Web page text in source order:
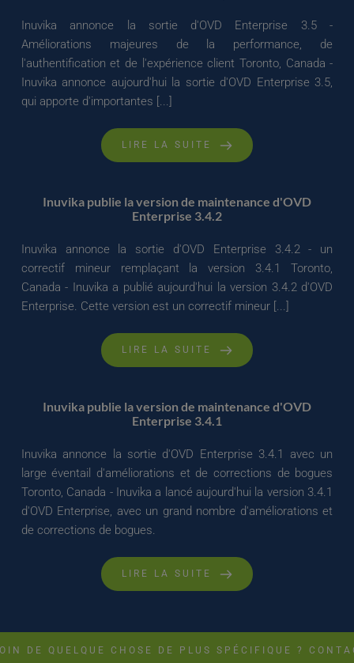
Inuvika annonce la sortie d'OVD Enterprise 3.5 -
Améliorations majeures de la performance, de
l'authentification et de l'expérience client Toronto, Canada -
Inuvika annonce aujourd'hui la sortie d'OVD Enterprise 3.5,
qui apporte d'importantes [...]
LIRE LA SUITE
Inuvika publie la version de maintenance d'OVD
Enterprise 3.4.2
Inuvika annonce la sortie d'OVD Enterprise 3.4.2 - un
correctif mineur remplaçant la version 3.4.1 Toronto,
Canada - Inuvika a publié aujourd'hui la version 3.4.2 d'OVD
Enterprise. Cette version est un correctif mineur [...]
LIRE LA SUITE
Inuvika publie la version de maintenance d'OVD
Enterprise 3.4.1
Inuvika annonce la sortie d'OVD Enterprise 3.4.1 avec un
large éventail d'améliorations et de corrections de bogues
Toronto, Canada - Inuvika a lancé aujourd'hui la version 3.4.1
d'OVD Enterprise, avec un grand nombre d'améliorations et
de corrections de bogues.
LIRE LA SUITE
DE QUELQUE CHOSE DE PLUS SPÉCIFIQUE ?